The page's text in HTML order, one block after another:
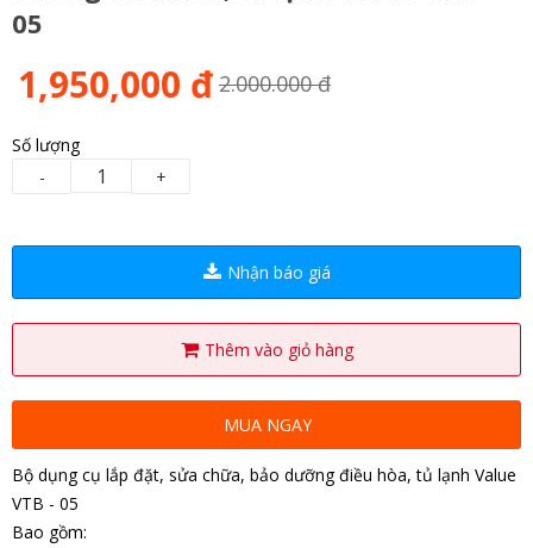
05
1,950,000 đ 2.000.000 đ
Số lượng
-
+
Nhận báo giá
Thêm vào giỏ hàng
MUA NGAY
Bộ dụng cụ lắp đặt, sửa chữa, bảo dưỡng điều hòa, tủ lạnh Value
VTB - 05
Bao gồm: